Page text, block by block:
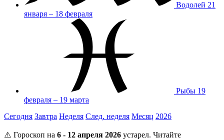
Водолей 21
января – 18 февраля
Рыбы 19
февраля – 19 марта
Сегодня Завтра Неделя След. неделя Месяц 2026
⚠️ Гороскоп на 6 - 12 апреля 2026 устарел. Читайте